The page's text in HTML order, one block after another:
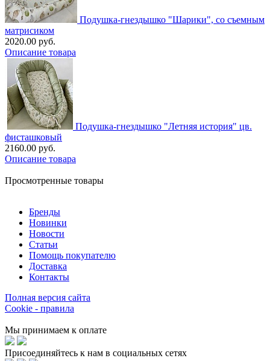
Подушка-гнездышко "Шарики", со съемным
матрисиком
2020.00 руб.
Описание товара
Подушка-гнездышко "Летняя история" цв.
фисташковый
2160.00 руб.
Описание товара
Просмотренные товары
Бренды
Новинки
Новости
Статьи
Помощь покупателю
Доставка
Контакты
Полная версия сайта
Cookie - правила
Мы принимаем к оплате
Присоединяйтесь к нам в социальных сетях